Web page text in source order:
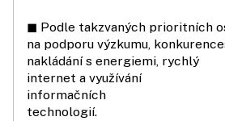
◼ Podle takzvaných prioritních
na podporu výzkumu,
nakládání s energiemi, rychlý
internet a využívání
informačních
technologií.